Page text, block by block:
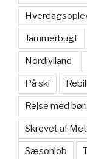
Jammerbugt
Nordjylland
På ski
Rejse med
Skrevet af
Sæsonjob